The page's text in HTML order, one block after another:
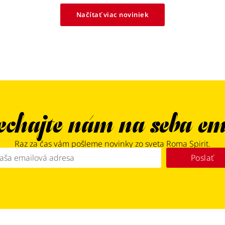
Načítať viac noviniek
nám na seba
Raz za čas vám pošleme novinky zo sveta Roma Spirit.
Poslať